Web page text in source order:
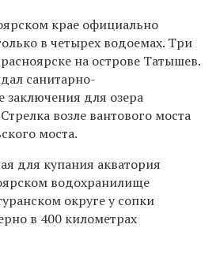
крае официально
в четырех водоемах. Три
на острове Татышев.
санитарно-
заключения для озера
возле вантового моста
моста.
для купания акватория
водохранилище
округе у сопки
в 400 километрах